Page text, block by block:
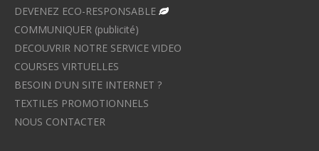
DEVENEZ ECO-RESPONSABLE
COMMUNIQUER (publicité)
DECOUVRIR NOTRE SERVICE VIDEO
COURSES VIRTUELLES
BESOIN D'UN SITE INTERNET ?
TEXTILES PROMOTIONNELS
NOUS CONTACTER